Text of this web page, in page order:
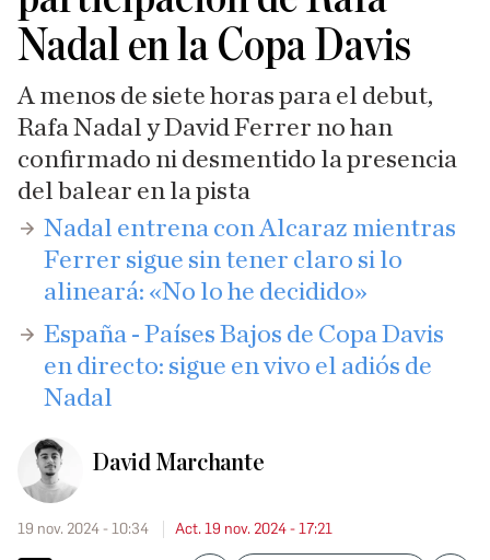
Nadal en la Copa Davis
A menos de siete horas para el debut,
Rafa Nadal y David Ferrer no han
confirmado ni desmentido la presencia
del balear en la pista
Nadal entrena con Alcaraz mientras
Ferrer sigue sin tener claro si lo
alineará: «No lo he decidido»
España - Países Bajos de Copa Davis
en directo: sigue en vivo el adiós de
Nadal
David Marchante
19 nov. 2024 - 10:34 Act. 19 nov. 2024 - 17:21